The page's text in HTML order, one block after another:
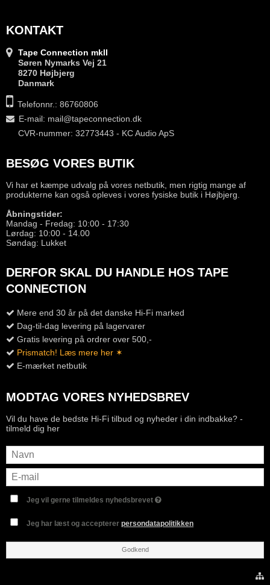
KONTAKT
Tape Connection mkII
Søren Nymarks Vej 21
8270 Højbjerg
Danmark
Telefonnr.: 86760806
E-mail: mail@tapeconnection.dk
CVR-nummer: 32773443 - KC Audio ApS
BESØG VORES BUTIK
Vi har et kæmpe udvalg på vores netbutik, men rigtig mange af
produkterne kan også opleves i vores fysiske butik i Højbjerg.
Åbningstider:
Mandag - Fredag: 10:00 - 17:30
Lørdag: 10:00 - 14.00
Søndag: Lukket
DERFOR SKAL DU HANDLE HOS TAPE
CONNECTION
Mere end 30 år på det danske Hi-Fi marked
Dag-til-dag levering på lagervarer
Gratis levering på ordrer over 500,-
Prismatch! Læs mere her ✶
E-mærket netbutik
MODTAG VORES NYHEDSBREV
Vil du have de bedste Hi-Fi tilbud og nyheder i din indbakke? -
tilmeld dig her
Jeg vil gerne tilmeldes nyhedsbrevet
Jeg har læst og acceptererpersondatapolitikken
Godkend